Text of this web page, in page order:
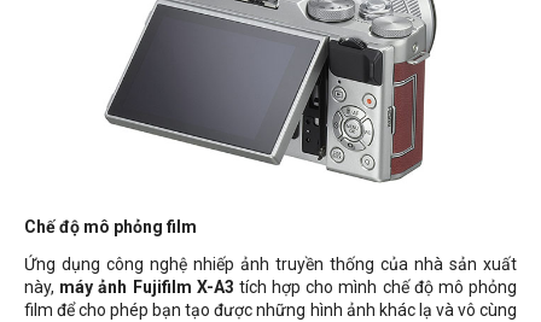
Chế độ mô phỏng film
Ứng dụng công nghệ nhiếp ảnh truyền thống của nhà sản xuất
này, máy ảnh Fujifilm X-A3 tích hợp cho mình chế độ mô phỏng
film để cho phép bạn tạo được những hình ảnh khác lạ và vô cùng